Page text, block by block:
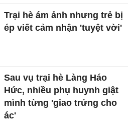
Trại hè ám ảnh nhưng trẻ bị
ép viết cảm nhận 'tuyệt vời'
Sau vụ trại hè Làng Háo
Hức, nhiều phụ huynh giật
mình từng 'giao trứng cho
ác'